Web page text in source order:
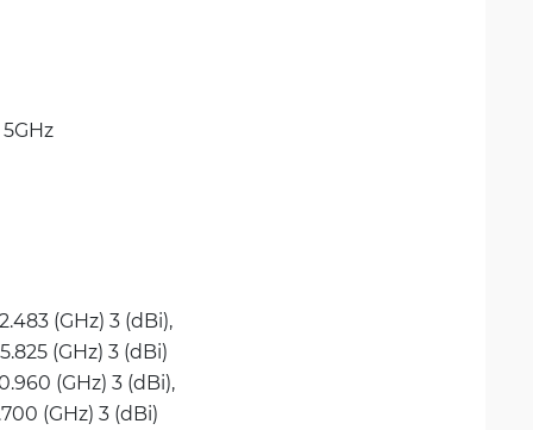
5GHz
(GHz) 3 (dBi),
(GHz) 3 (dBi)
(GHz) 3 (dBi),
(GHz) 3 (dBi)